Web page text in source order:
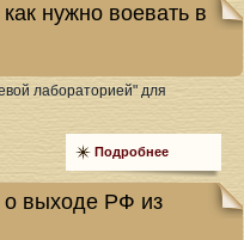
нужно воевать в
лабораторией" для
Подробнее
о выходе РФ из